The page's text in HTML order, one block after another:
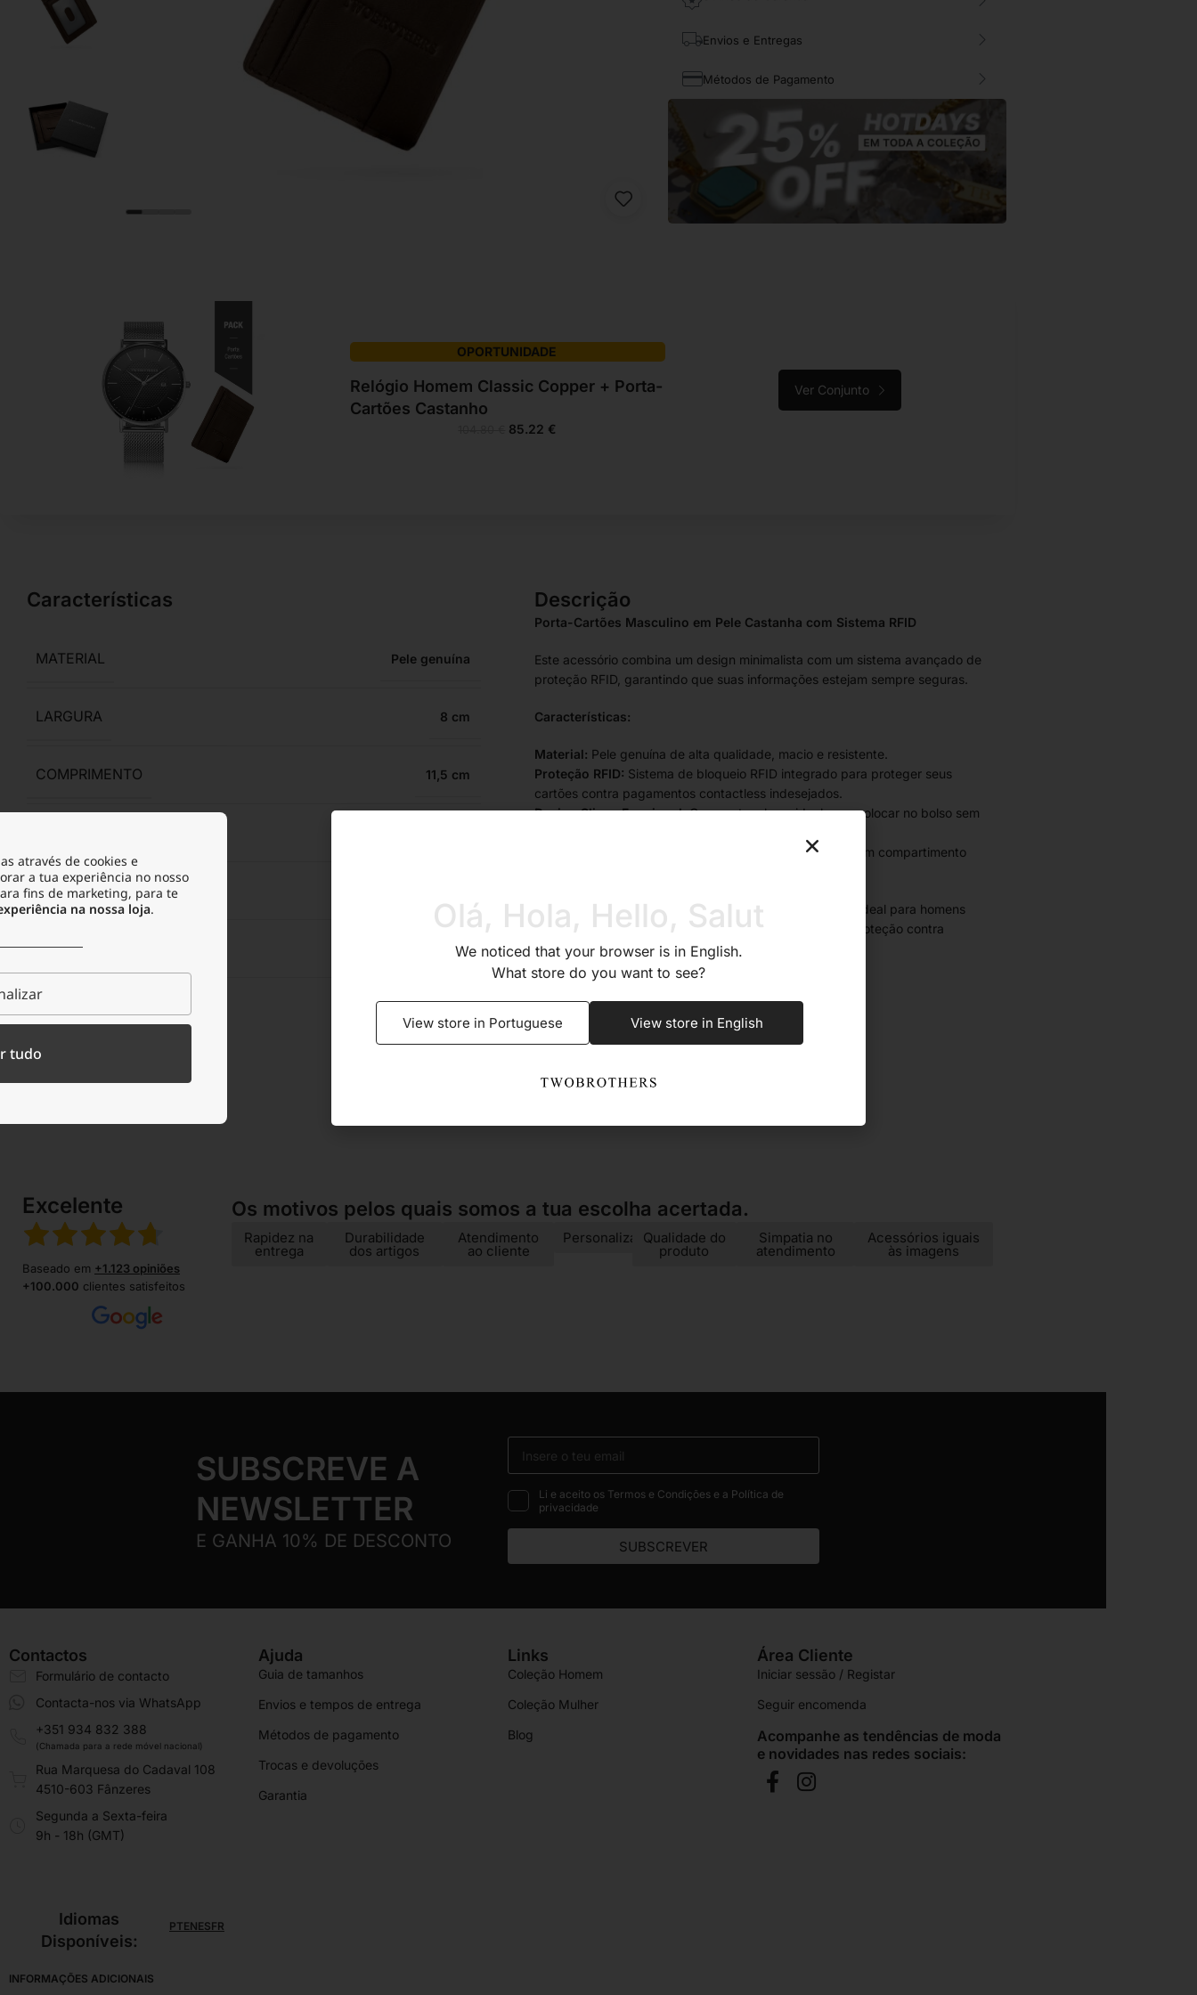
Envios e Entregas
Métodos de Pagamento
OPORTUNIDADE
Relógio Homem Classic Copper + Porta-
Cartões Castanho
85.22 €
Ver Conjunto
Características
MATERIAL Pele genuína
LARGURA 8
COMPRIMENTO 11,5
FUNCIONALIDADES
ACONDICIONAMENTO Caixa
3 anos
Descrição
Porta-Cartões Masculino em Pele Castanha com Sistema RFID
Este acessório combina um design minimalista com um sistema avançado de
proteção RFID, garantindo que suas informações estejam sempre seguras.
Características:
Material: Pele genuína de alta qualidade, macio e resistente.
Proteção RFID: Sistema de bloqueio RFID integrado para proteger seus
cartões contra pagamentos contactless indesejados.
Design Slim e Funcional:Compacto e leve, ideal para colocar no bolso sem
Vários slots para cartões e um compartimento
Este porta-cartões é uma escolha sofisticada e segura, ideal para homens
que procuram um acessório moderno e funcional com proteção contra
fraudes electrónicas.
Excelente
Baseado em +1.123 opiniões
+100.000 clientes satisfeitos
Os motivos pelos quais somos a tua escolha acertada.
Rapidez na
entrega
Durabilidade
dos artigos
Atendimento
ao cliente
PersonalizaçãoQualidade do
produto
Simpatia no
atendimento
Acessórios iguais
às imagens
SUBSCREVE A
NEWSLETTER
E GANHA 10% DE DESCONTO
Li e aceito os Termos e Condições e a Política de
privacidade
SUBSCREVER
Contactos
Formulário de contacto
Contacta-nos via WhatsApp
+351 934 832 388
(Chamada para a rede móvel nacional)
Rua Marquesa do Cadaval 108
4510-603 Fânzeres
Segunda a Sexta-feira
9h - 18h (GMT)
Ajuda
Guia de tamanhos
Envios e tempos de entrega
Métodos de pagamento
Trocas e devoluções
Garantia
Links
Coleção Homem
Coleção Mulher
Blog
Área Cliente
Iniciar sessão / Registar
Seguir encomenda
Acompanhe as tendências de moda
e novidades nas redes sociais:
Idiomas
Disponíveis:
PTENESFR
INFORMAÇÕES ADICIONAIS
através de cookies e
a tua experiência no nosso
fins de marketing, para te
na nossa loja.
tudo
Olá, Hola, Hello, Salut
We noticed that your browser is in English.
What store do you want to see?
View store in Portuguese View store in English